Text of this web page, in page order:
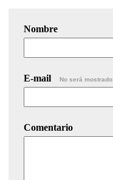
Nombre
E-mail No será mostrado.
Comentario